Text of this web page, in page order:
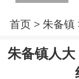
首页 > 朱备镇
朱备镇人